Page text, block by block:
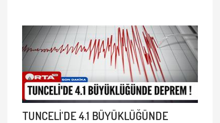
TUNCELİ'DE 4.1 BÜYÜKLÜĞÜNDE